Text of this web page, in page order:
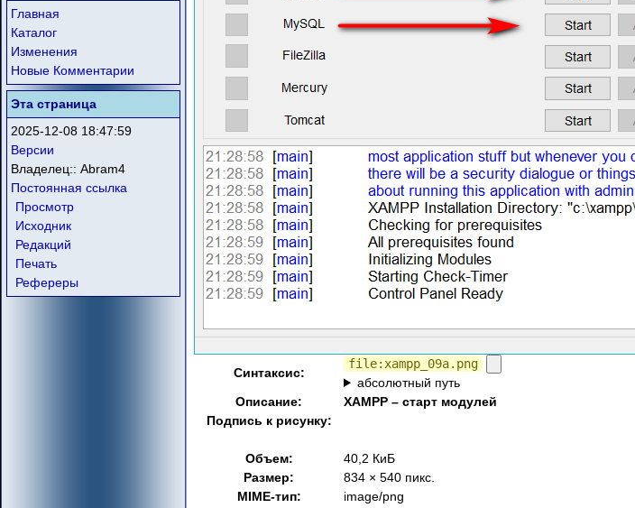
Главная
Каталог
Изменения
Новые Комментарии
Эта страница
2025-12-08 18:47:59
Версии
Владелец:: Abram4
Постоянная ссылка
Просмотр
Исходник
Редакций
Печать
Рефереры
Синтаксис:
file:xampp_09a.png
абсолютный путь
Описание:
XAMPP – старт модулей
Подпись к рисунку:
Объем:
40,2 КиБ
Размер:
834 × 540 пикс.
MIME-тип:
image/png